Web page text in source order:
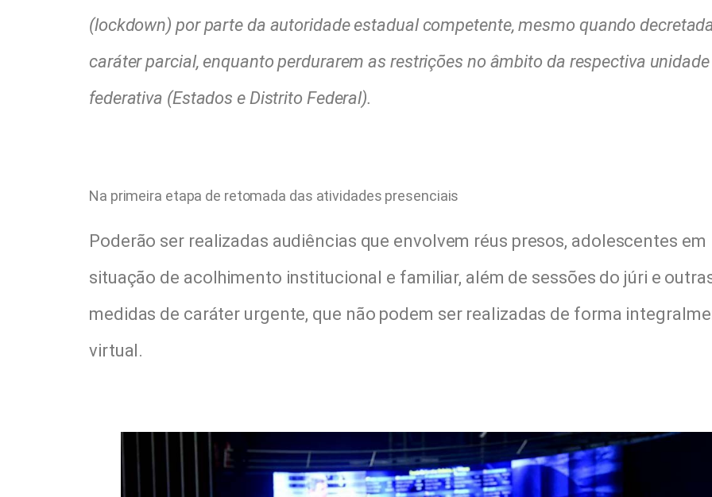
(lockdown) por parte da autoridade estadual competente, mesmo quando
caráter parcial, enquanto perdurarem as restrições no âmbito da respectiva unidade
federativa (Estados e Distrito Federal).
Na primeira etapa de retomada das atividades presenciais
Poderão ser realizadas audiências que envolvem réus presos, adolescentes em
situação de acolhimento institucional e familiar, além de sessões do júri e
medidas de caráter urgente, que não podem ser realizadas de forma
virtual.